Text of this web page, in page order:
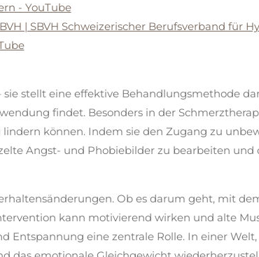
- YouTube
| SBVH Schweizerischer Berufsverband für
stellt eine effektive Behandlungsmethode
findet. Besonders in der
können. Indem sie den Zugang zu
Angst- und Phobiebilder zu bearbeiten und
. Ob es darum geht, mit
kann motivierend wirken und alte
Entspannung eine zentrale Rolle. In einer